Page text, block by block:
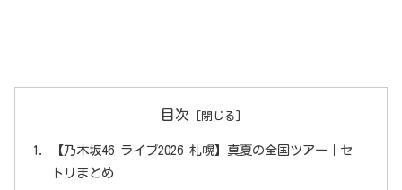
目次
【乃木坂46 ライブ2026 札幌】真夏の全国ツアー｜セ
トリまとめ